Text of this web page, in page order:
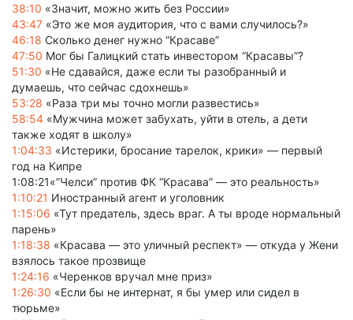
38:10 «Значит, можно жить без России»
43:47 «Это же моя аудитория, что с вами случилось?»
46:18 Сколько денег нужно “Красаве”
47:50 Мог бы Галицкий стать инвестором “Красавы”?
51:30 «Не сдавайся, даже если ты разобранный и
думаешь, что сейчас сдохнешь»
53:28 «Раза три мы точно могли развестись»
58:54 «Мужчина может забухать, уйти в отель, а дети
также ходят в школу»
1:04:33 «Истерики, бросание тарелок, крики» — первый
год на Кипре
1:08:21«”Челси” против ФК “Красава” — это реальность»
1:10:21 Иностранный агент и уголовник
1:15:06 «Тут предатель, здесь враг. А ты вроде нормальный
парень»
1:18:38 «Красава — это уличный респект» — откуда у Жени
взялось такое прозвище
1:24:16 «Черенков вручал мне приз»
1:26:30 «Если бы не интернат, я бы умер или сидел в
тюрьме»